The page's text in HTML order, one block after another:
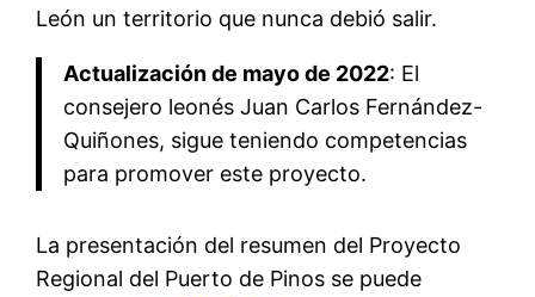
León un territorio que nunca debió salir.
Actualización de mayo de 2022: El
consejero leonés Juan Carlos Fernández-
Quiñones, sigue teniendo competencias
para promover este proyecto.
La presentación del resumen del Proyecto
Regional del Puerto de Pinos se puede